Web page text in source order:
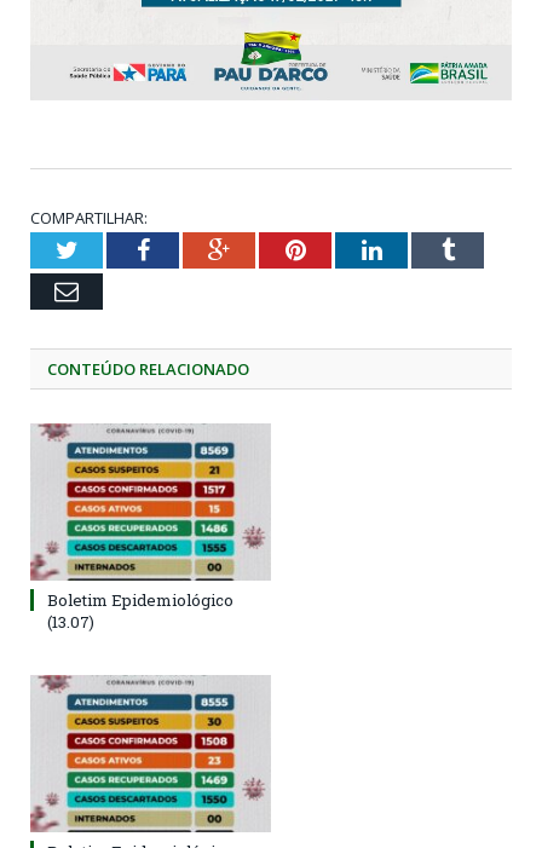
COMPARTILHAR:
TwitterFacebookGoogle+PinterestLinkedInTumblr
Email
CONTEÚDO RELACIONADO
Boletim Epidemiológico
(13.07)